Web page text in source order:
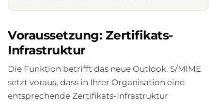
Voraussetzung: Zertifikats-
Infrastruktur
Die Funktion betrifft das neue Outlook. S/MIME
setzt voraus, dass in Ihrer Organisation eine
entsprechende Zertifikats-Infrastruktur